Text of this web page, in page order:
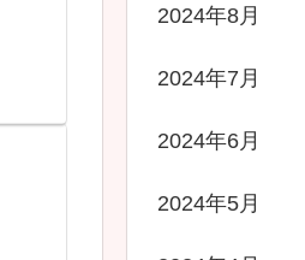
2024年8月
2024年7月
2024年6月
2024年5月